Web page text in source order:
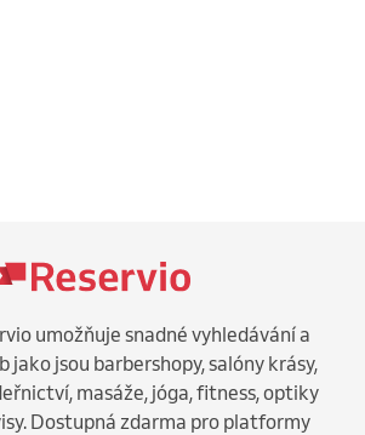
umožňuje snadné vyhledávání a
jako jsou barbershopy, salóny krásy,
masáže, jóga, fitness, optiky
Dostupná zdarma pro platformy